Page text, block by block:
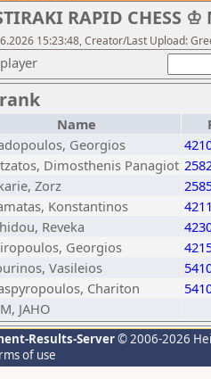
RAPID CHESS
15:23:48, Creator/Last Upload:
Name
Georgios
Dimosthenis Panagiot
Zorz
Konstantinos
Reveka
Georgios
Vasileios
Chariton
JAHO
Results-Server© 2006-2026
of use